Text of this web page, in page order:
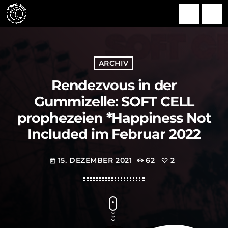
ARCHIV
Rendezvous in der
Gummizelle: SOFT CELL
prophezeien *Happiness Not
Included im Februar 2022
today 15. DEZEMBER 2021 62 2